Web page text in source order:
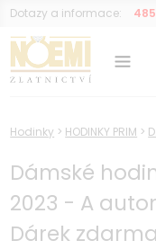
Dotazy a informace:
Hodinky > HODINKY PRIM >
Dámské
2023 - A
Dárek zdarma